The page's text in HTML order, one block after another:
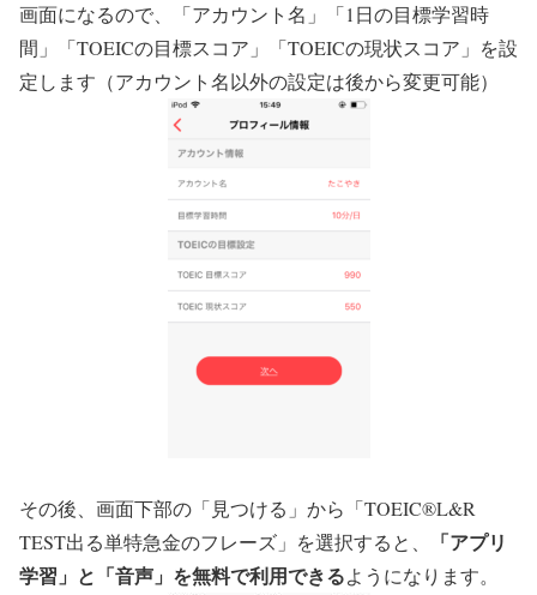
画面になるので、「アカウント名」「1日の目標学習時
間」「TOEICの目標スコア」「TOEICの現状スコア」を設
定します（アカウント名以外の設定は後から変更可能）
その後、画面下部の「見つける」から「TOEIC®L&R
TEST出る単特急金のフレーズ」を選択すると、
「アプリ
学習」と「音声」を無料で利用できるようになります。